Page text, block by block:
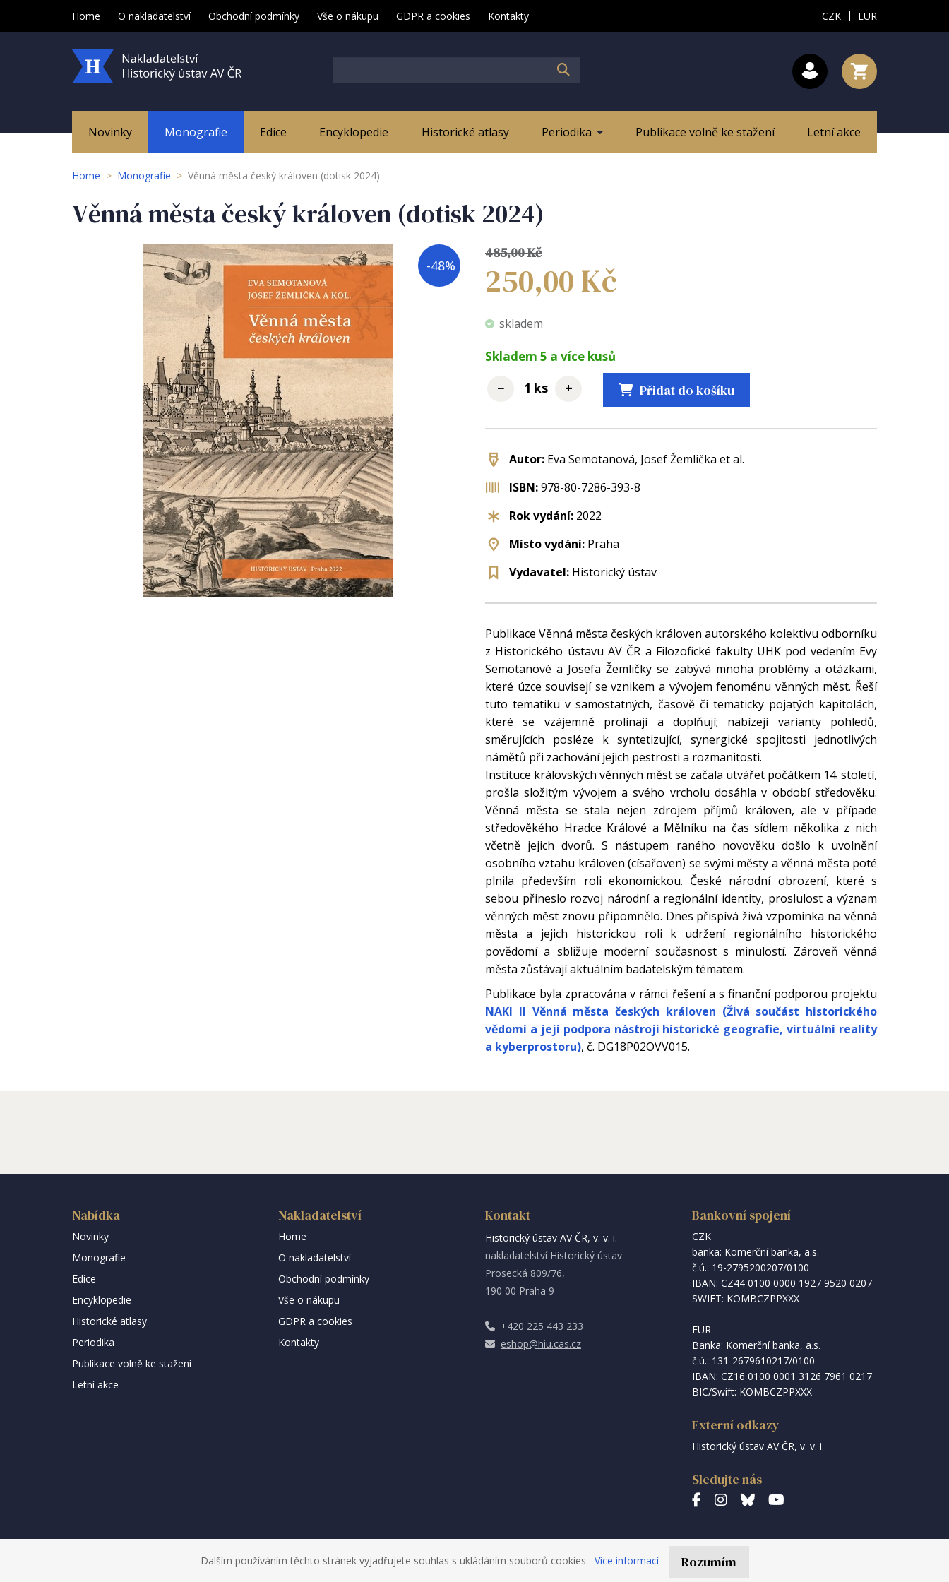
Home O nakladatelství Obchodní podmínky Vše o nákupu GDPR a cookies Kontakty CZK | EUR
Novinky Monografie Edice Encyklopedie Historické atlasy Periodika Publikace volně ke stažení Letní akce
Home > Monografie > Věnná města český královen (dotisk 2024)
Věnná města český královen (dotisk 2024)
-48%
485,00Kč
250,00Kč
skladem
Skladem 5 a více kusů
− ks + Přidat do košíku
Autor: Eva Semotanová, Josef Žemlička et al.
ISBN:978-80-7286-393-8
Rok vydání: 2022
Místo vydání: Praha
Vydavatel: Historický ústav
Publikace Věnná města českých královen autorského kolektivu odborníku
z Historického ústavu AV ČR a Filozofické fakulty UHK pod vedením Evy
Semotanové a Josefa Žemličky se zabývá mnoha problémy a otázkami,
které úzce souvisejí se vznikem a vývojem fenoménu věnných měst. Řeší
tuto tematiku v samostatných, časově či tematicky pojatých kapitolách,
které se vzájemně prolínají a doplňují; nabízejí varianty pohledů,
směrujících posléze k syntetizující, synergické spojitosti jednotlivých
námětů při zachování jejich pestrosti a rozmanitosti.
Instituce královských věnných měst se začala utvářet počátkem 14. století,
prošla složitým vývojem a svého vrcholu dosáhla v období středověku.
Věnná města se stala nejen zdrojem příjmů královen, ale v případe
středověkého Hradce Králové a Mělníku na čas sídlem několika z nich
včetně jejich dvorů. S nástupem raného novověku došlo k uvolnění
osobního vztahu královen (císařoven) se svými městy a věnná města poté
plnila především roli ekonomickou. České národní obrození, které s
sebou přineslo rozvoj národní a regionální identity, proslulost a význam
věnných měst znovu připomnělo. Dnes přispívá živá vzpomínka na věnná
města a jejich historickou roli k udržení regionálního historického
povědomí a sbližuje moderní současnost s minulostí. Zároveň věnná
města zůstávají aktuálním badatelským tématem.
Publikace byla zpracována v rámci řešení a s finanční podporou projektu
NAKI II Věnná města českých královen (Živá součást historického
vědomí a její podpora nástroji historické geografie, virtuální reality
a kyberprostoru), č. DG18P02OVV015.
Nabídka
Novinky
Monografie
Edice
Encyklopedie
Historické atlasy
Periodika
Publikace volně ke stažení
Letní akce
Nakladatelství
Home
O nakladatelství
Obchodní podmínky
Vše o nákupu
GDPR a cookies
Kontakty
Kontakt
Historický ústav AV ČR, v. v. i.
nakladatelství Historický ústav
Prosecká 809/76,
190 00 Praha 9
+420 225 443 233
eshop@hiu.cas.cz
Bankovní spojení
CZK
banka: Komerční banka, a.s.
č.ú.: 19-2795200207/0100
IBAN: CZ44 0100 0000 1927 9520 0207
SWIFT: KOMBCZPPXXX
EUR
Banka: Komerční banka, a.s.
č.ú.: 131-2679610217/0100
IBAN: CZ16 0100 0001 3126 7961 0217
BIC/Swift: KOMBCZPPXXX
Externí odkazy
Historický ústav AV ČR, v. v. i.
Sledujte nás
Dalším používáním těchto stránek vyjadřujete souhlas s ukládáním souborů cookies. Více informací Rozumím